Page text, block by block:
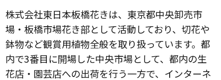
株式会社東日本板橋花きは、東京都中央卸売市
場・板橋市場花き部として活動しており、切花や
鉢物など観賞用植物全般を取り扱っています。都
内で3番目に開場した中央市場として、都内の生
花店・園芸店への出荷を行う一方で、インターネ